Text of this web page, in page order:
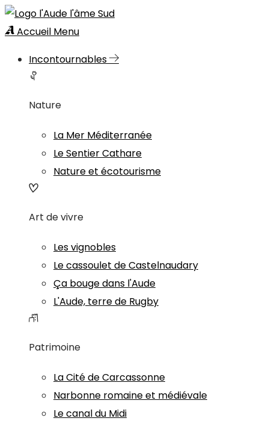
Accueil Menu
Incontournables
Nature
La Mer Méditerranée
Le Sentier Cathare
Nature et écotourisme
Art de vivre
Les vignobles
Le cassoulet de Castelnaudary
Ça bouge dans l'Aude
L'Aude, terre de Rugby
Patrimoine
La Cité de Carcassonne
Narbonne romaine et médiévale
Le canal du Midi